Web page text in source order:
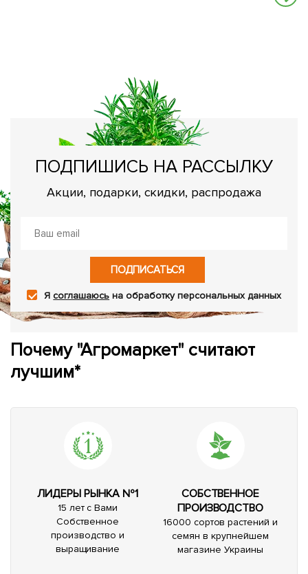
ПОДПИШИСЬ НА РАССЫЛКУ
Акции, подарки, скидки, распродажа
ПОДПИСАТЬСЯ
Ясоглашаюсь на обработку персональных данных
Почему "Агромаркет" считают
лучшим*
ЛИДЕРЫ РЫНКА №1
15 лет с Вами
Собственное
производство и
выращивание
СОБСТВЕННОЕ
ПРОИЗВОДСТВО
16000 сортов растений и
семян в крупнейшем
магазине Украины